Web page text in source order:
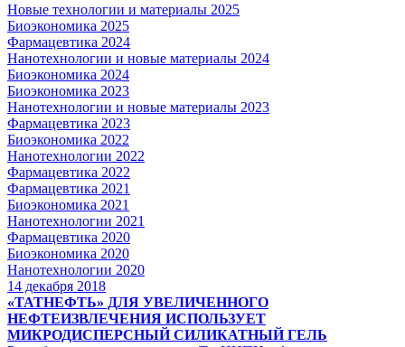
Новые технологии и материалы 2025
Биоэкономика 2025
Фармацевтика 2024
Нанотехнологии и новые материалы 2024
Биоэкономика 2024
Биоэкономика 2023
Нанотехнологии и новые материалы 2023
Фармацевтика 2023
Биоэкономика 2022
Нанотехнологии 2022
Фармацевтика 2022
Фармацевтика 2021
Биоэкономика 2021
Нанотехнологии 2021
Фармацевтика 2020
Биоэкономика 2020
Нанотехнологии 2020
14 декабря 2018
«ТАТНЕФТЬ» ДЛЯ УВЕЛИЧЕННОГО
НЕФТЕИЗВЛЕЧЕНИЯ ИСПОЛЬЗУЕТ
МИКРОДИСПЕРСНЫЙ СИЛИКАТНЫЙ ГЕЛЬ